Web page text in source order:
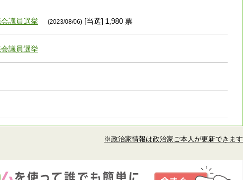
議員選挙 (2023/08/06)[当選] 1,980 票
議員選挙
※政治家情報は政治家ご本人が更新できます